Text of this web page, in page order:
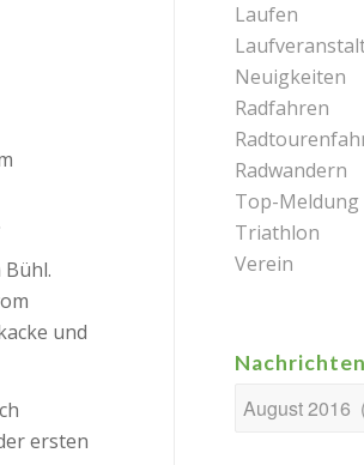
und
ersten
Laufen
Neuigkeiten
Radfahren
Radwandern
Top-Meldung
Triathlon
Verein